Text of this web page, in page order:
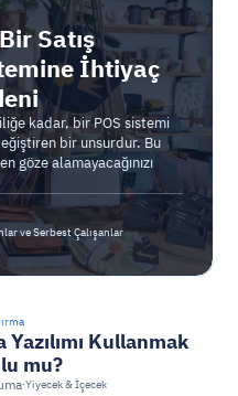
Satış
İhtiyaç
kadar, bir POS sistemi
bir unsurdur. Bu
göze alamayacağınızı
ve Serbest Çalışanlar
Yazılımı Kullanmak
mu?
·Yiyecek & İçecek